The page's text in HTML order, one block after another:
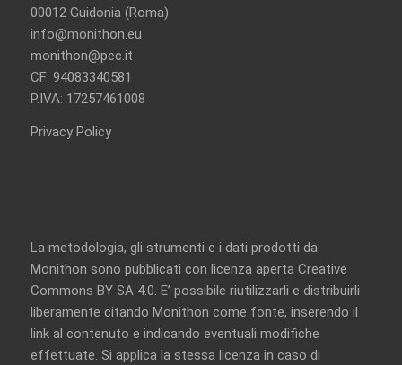
00012 Guidonia (Roma)
info@monithon.eu
monithon@pec.it
CF: 94083340581
P.IVA: 17257461008
Privacy Policy
La metodologia, gli strumenti e i dati prodotti da
Monithon sono pubblicati con licenza aperta Creative
Commons BY SA 4.0. E’ possibile riutilizzarli e distribuirli
liberamente citando Monithon come fonte, inserendo il
link al contenuto e indicando eventuali modifiche
effettuate. Si applica la stessa licenza in caso di